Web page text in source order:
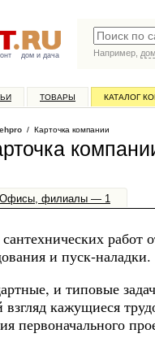
дом и дача
Например,
ТОВАРЫ КАТАЛОГ
/ Карточка компании
Офисы, филиалы — 1
работ
и пуск-наладки.
и типовые
кажущиеся
первоначального